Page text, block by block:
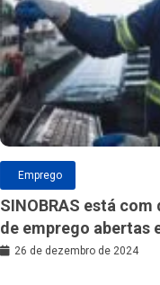
Emprego
SINOBRAS está
de emprego abertas
26 de dezembro de 2024